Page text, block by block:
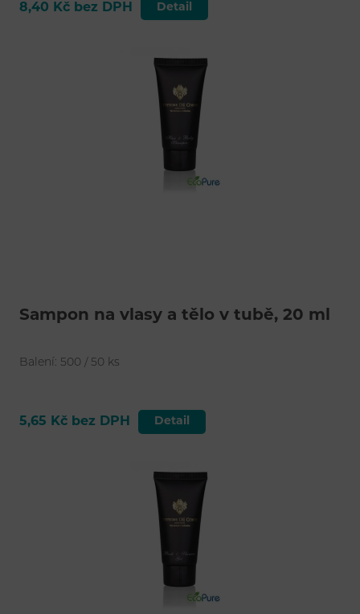
8,40 Kč bez DPH Detail
Šampon na vlasy a tělo v tubě, 20 ml
Balení: 500 / 50 ks
5,65 Kč bez DPH Detail